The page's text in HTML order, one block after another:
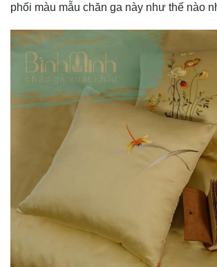
phối màu mẫu chăn ga này như thế nào